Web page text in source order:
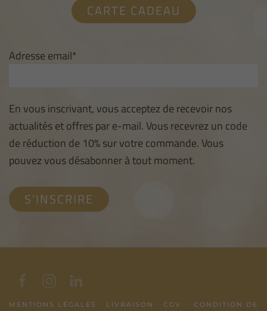
CARTE CADEAU
Adresse email*
En vous inscrivant, vous acceptez de recevoir nos
actualités et offres par e-mail. Vous recevrez un code
de réduction de 10% sur votre commande. Vous
pouvez vous désabonner à tout moment.
MENTIONS LÉGALES LIVRAISON CGV
CONDITION DE